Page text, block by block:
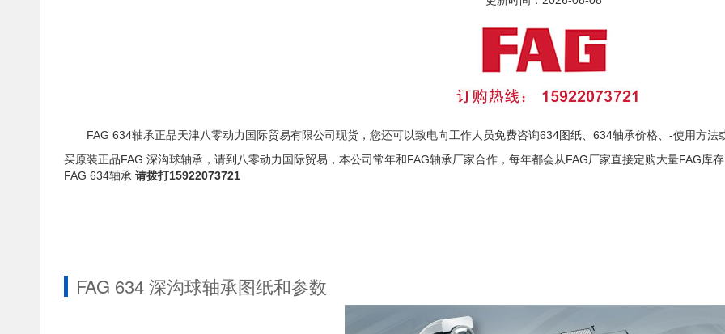
FAG 634轴承正品天津八零动力国际贸易有限公司现货，您还可以致电向工作人员免费咨询634图纸、634轴承价格、-使用方
买原装正品FAG 深沟球轴承，请到八零动力国际贸易，本公司常年和FAG轴承厂家合作，每年都会从FAG厂家直接定购大量FAG库
FAG 634轴承 请拨打15922073721
FAG 634 深沟球轴承图纸和参数